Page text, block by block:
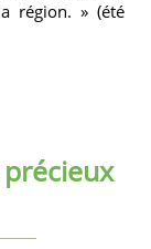
région. » (été